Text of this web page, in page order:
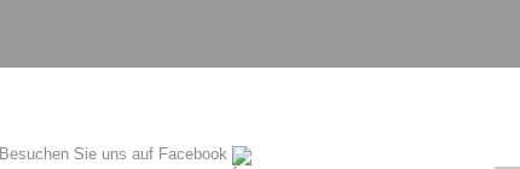
Besuchen Sie uns auf Facebook